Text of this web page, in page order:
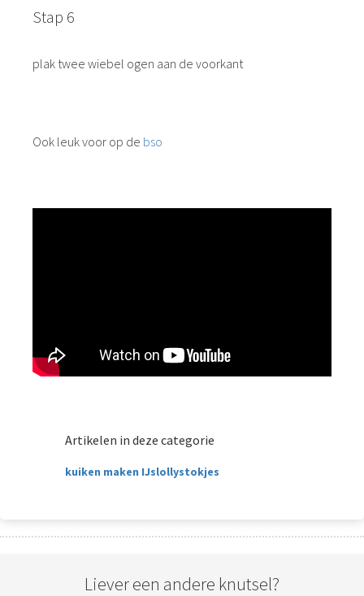
Stap 6
plak twee wiebel ogen aan de voorkant
Ook leuk voor op de bso
Artikelen in deze categorie
kuiken maken IJslollystokjes
Liever een andere knutsel?